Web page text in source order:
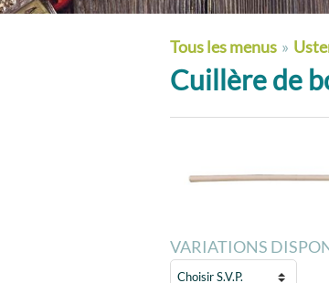
Tous les menus »
Cuillère de
VARIATIONS